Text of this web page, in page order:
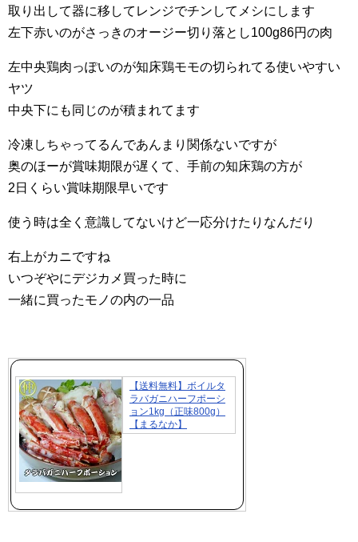
取り出して器に移してレンジでチンしてメシにします
左下赤いのがさっきのオージー切り落とし100g86円の肉
左中央鶏肉っぽいのが知床鶏モモの切られてる使いやすい
ヤツ
中央下にも同じのが積まれてます
冷凍しちゃってるんであんまり関係ないですが
奥のほーが賞味期限が遅くて、手前の知床鶏の方が
2日くらい賞味期限早いです
使う時は全く意識してないけど一応分けたりなんだり
右上がカニですね
いつぞやにデジカメ買った時に
一緒に買ったモノの内の一品
【送料無料】ボイルタ
ラバガニハーフポーシ
ョン1kg（正味800g）
【まるなか】